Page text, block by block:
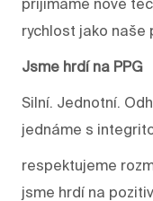
přijímáme nové
rychlost jako naše
Jsme hrdí na PPG
Silní. Jednotní.
jednáme s
respektujeme
jsme hrdí na